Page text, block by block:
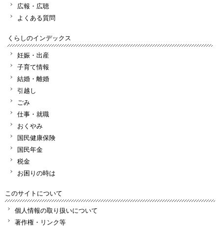
広報・広聴
よくある質問
くらしのインデックス
妊娠・出産
子育て情報
結婚・離婚
引越し
ごみ
仕事・就職
おくやみ
国民健康保険
国民年金
税金
お困りの時は
このサイトについて
個人情報の取り扱いについて
著作権・リンク等